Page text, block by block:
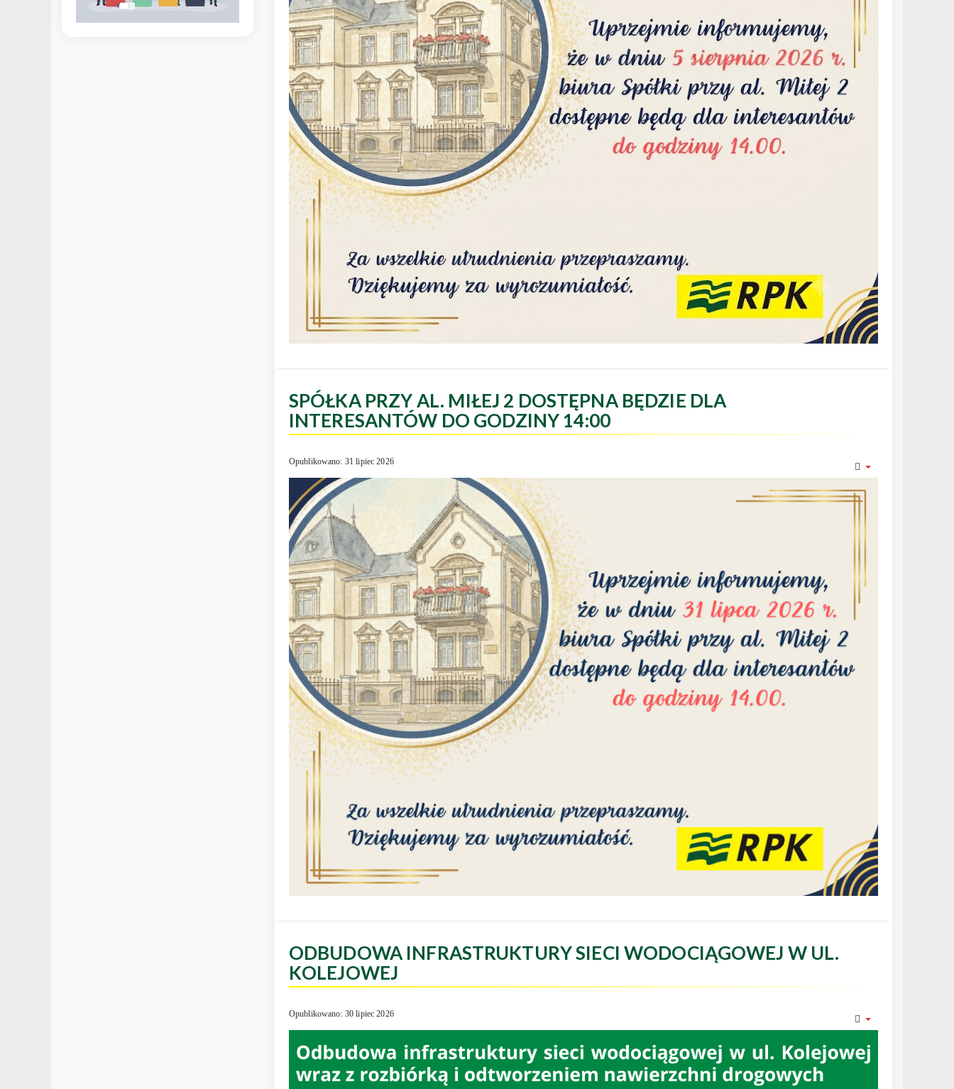
SPÓŁKA PRZY AL. MIŁEJ 2 DOSTĘPNA BĘDZIE DLA
INTERESANTÓW DO GODZINY 14:00
Opublikowano: 31 lipiec 2026
ODBUDOWA INFRASTRUKTURY SIECI WODOCIĄGOWEJ W UL.
KOLEJOWEJ
Opublikowano: 30 lipiec 2026